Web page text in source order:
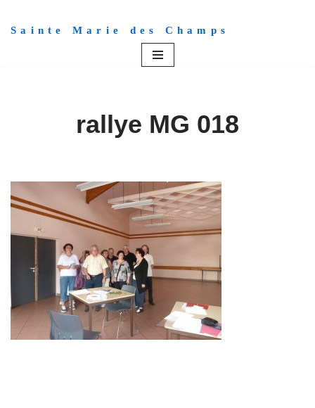
Aller
Sainte Marie des Champs
rallye MG 018